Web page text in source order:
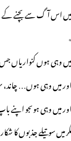
اس آگ سے بچنے کے
٭
وہی ہوں کنواریاں
اور میں وہی ہوں…
اور میں وہی ہوںجو
میں سوتیلے جذبوں کا